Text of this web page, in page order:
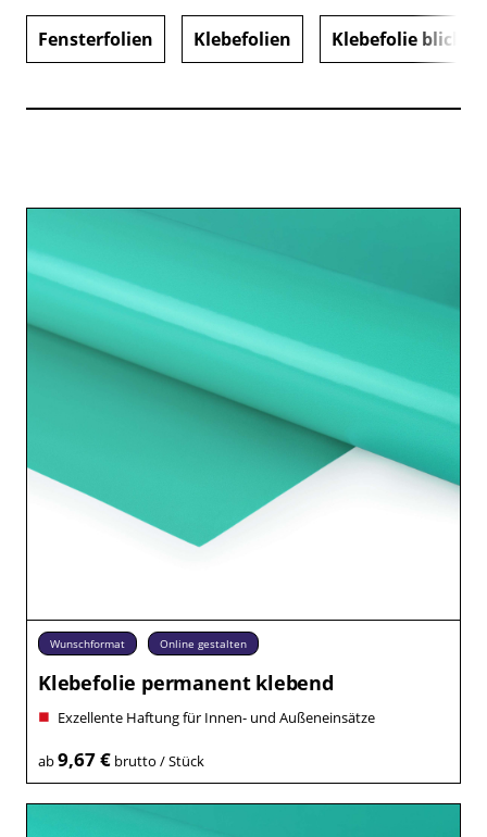
Fensterfolien Klebefolien Klebefolie
Wunschformat Online gestalten
Klebefolie permanent klebend
Exzellente Haftung für Innen- und Außeneinsätze
ab9,67 €brutto / Stück